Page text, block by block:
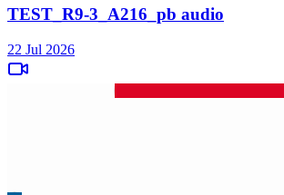
TEST_R9-3_A216_pb audio
22 Jul 2026